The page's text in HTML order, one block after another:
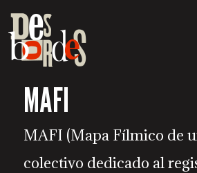
MAFI
MAFI (Mapa Fílmico de
colectivo dedicado al